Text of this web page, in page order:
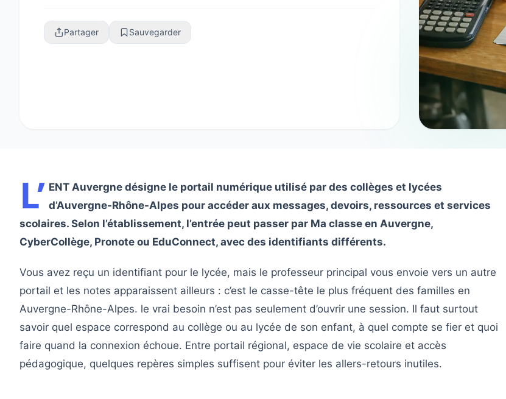
Partager Sauvegarder
L’ ENT Auvergne désigne le portail numérique utilisé par des collèges et lycées
d’Auvergne-Rhône-Alpes pour accéder aux messages, devoirs, ressources et services
scolaires. Selon l’établissement, l’entrée peut passer par Ma classe en Auvergne,
CyberCollège, Pronote ou EduConnect, avec des identifiants différents.
Vous avez reçu un identifiant pour le lycée, mais le professeur principal vous envoie vers un autre
portail et les notes apparaissent ailleurs : c’est le casse-tête le plus fréquent des familles en
Auvergne-Rhône-Alpes. le vrai besoin n’est pas seulement d’ouvrir une session. Il faut surtout
savoir quel espace correspond au collège ou au lycée de son enfant, à quel compte se fier et quoi
faire quand la connexion échoue. Entre portail régional, espace de vie scolaire et accès
pédagogique, quelques repères simples suffisent pour éviter les allers-retours inutiles.